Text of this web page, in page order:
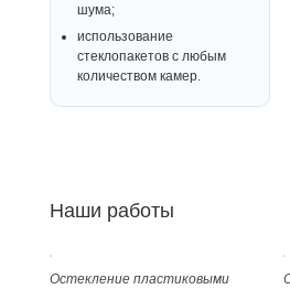
шума;
использование
стеклопакетов с любым
количеством камер.
Наши работы
Остекление пластиковыми